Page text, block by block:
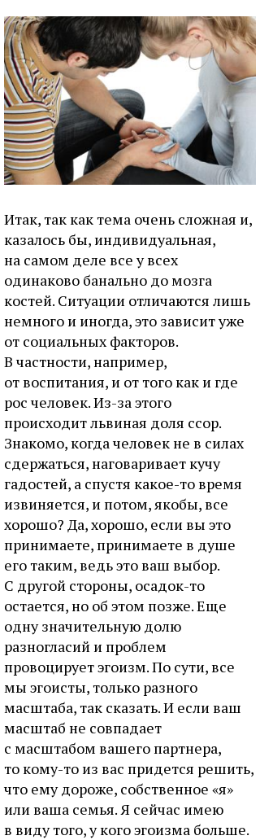
Итак, так как тема очень сложная и,
казалось бы, индивидуальная,
на самом деле все у всех
одинаково банально до мозга
костей. Ситуации отличаются лишь
немного и иногда, это зависит уже
от социальных факторов.
В частности, например,
от воспитания, и от того как и где
рос человек. Из-за этого
происходит львиная доля ссор.
Знакомо, когда человек не в силах
сдержаться, наговаривает кучу
гадостей, а спустя какое-то время
извиняется, и потом, якобы, все
хорошо? Да, хорошо, если вы это
принимаете, принимаете в душе
его таким, ведь это ваш выбор.
С другой стороны, осадок-то
остается, но об этом позже. Еще
одну значительную долю
разногласий и проблем
провоцирует эгоизм. По сути, все
мы эгоисты, только разного
масштаба, так сказать. И если ваш
масштаб не совпадает
с масштабом вашего партнера,
то кому-то из вас придется решить,
что ему дороже, собственное «я»
или ваша семья. Я сейчас имею
в виду того, у кого эгоизма больше.